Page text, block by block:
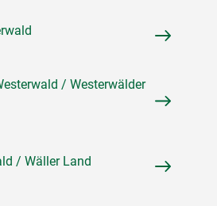
/ Westerwälder
/ Wäller Land